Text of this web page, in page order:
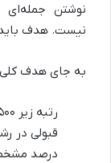
نوشتن جمله‌ای
نیست. هدف باید
به جای هدف
رتبه زیر ۵۰۰ منطقه ۲
قبولی در
درصد